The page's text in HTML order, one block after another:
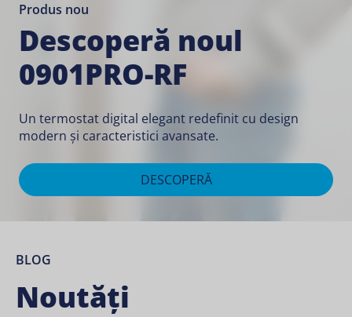
Produs nou
Descoperă noul
0901PRO-RF
Un termostat digital elegant redefinit cu design
modern și caracteristici avansate.
DESCOPERĂ
BLOG
Noutăți